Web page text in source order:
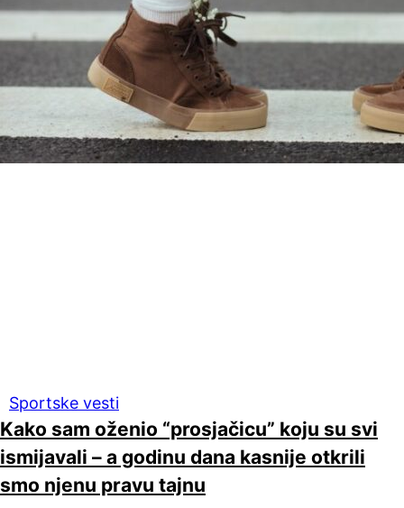
Sportske vesti
Kako sam oženio “prosjačicu” koju su svi
ismijavali – a godinu dana kasnije otkrili
smo njenu pravu tajnu